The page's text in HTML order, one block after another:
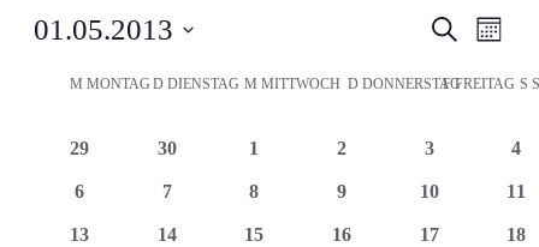
Suche
SucheMonat
01.05.2013
wählen.
Kalender
von
Veranstaltungen
MMONTAG DDIENSTAG M MITTWOCH D DONNERSTAG
FFREITAG S
0
29
0
30
0
1
0
2
0
3
0
4
0
6
0
7
0
8
0
9
0
10
0
11
0
13
0
14
0
15
0
16
0
17
0
18